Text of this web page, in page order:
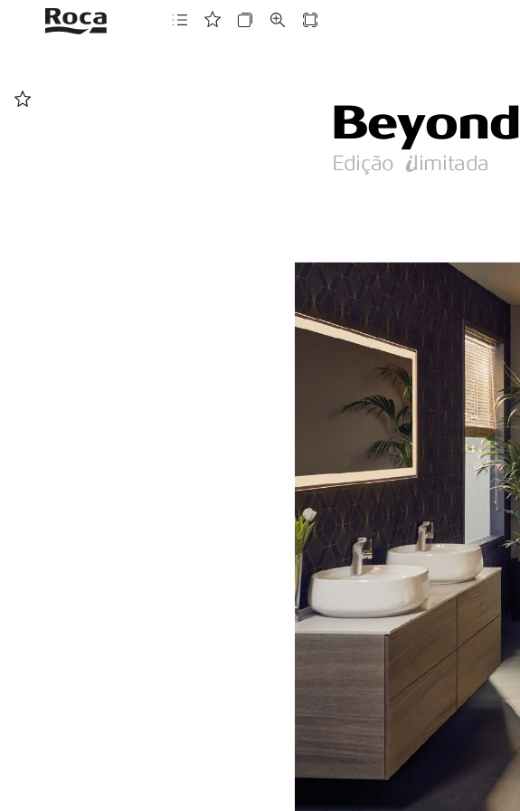
Beyond
Edição    limitada